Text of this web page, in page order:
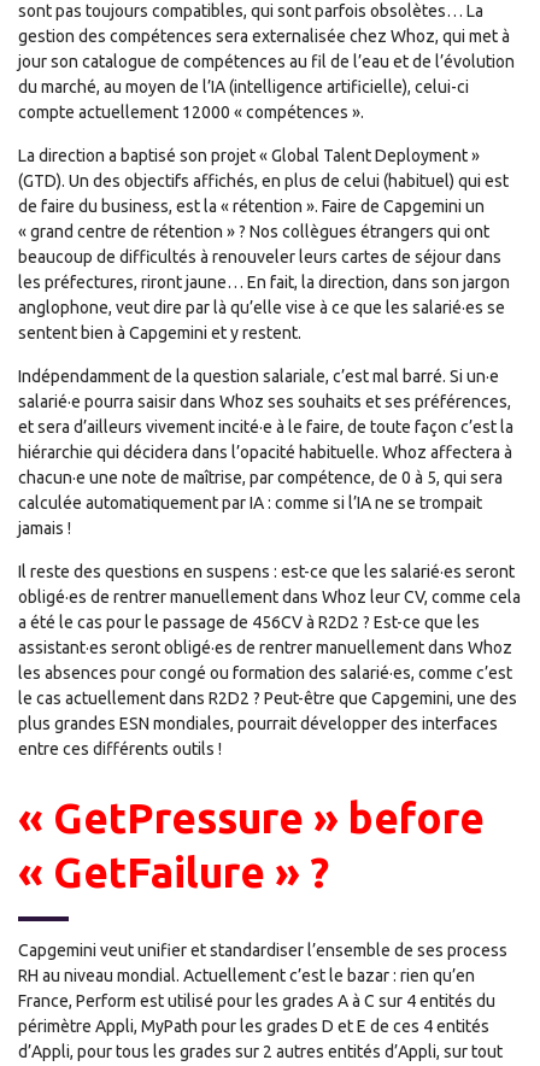
sont pas toujours compatibles, qui sont parfois obsolètes… La
gestion des compétences sera externalisée chez Whoz, qui met à
jour son catalogue de compétences au fil de l’eau et de l’évolution
du marché, au moyen de l’IA (intelligence artificielle), celui-ci
compte actuellement 12000 « compétences ».
La direction a baptisé son projet « Global Talent Deployment »
(GTD). Un des objectifs affichés, en plus de celui (habituel) qui est
de faire du business, est la « rétention ». Faire de Capgemini un
« grand centre de rétention » ? Nos collègues étrangers qui ont
beaucoup de difficultés à renouveler leurs cartes de séjour dans
les préfectures, riront jaune… En fait, la direction, dans son jargon
anglophone, veut dire par là qu’elle vise à ce que les salarié·es se
sentent bien à Capgemini et y restent.
Indépendamment de la question salariale, c’est mal barré. Si un·e
salarié·e pourra saisir dans Whoz ses souhaits et ses préférences,
et sera d’ailleurs vivement incité·e à le faire, de toute façon c’est la
hiérarchie qui décidera dans l’opacité habituelle. Whoz affectera à
chacun·e une note de maîtrise, par compétence, de 0 à 5, qui sera
calculée automatiquement par IA : comme si l’IA ne se trompait
jamais !
Il reste des questions en suspens : est-ce que les salarié·es seront
obligé·es de rentrer manuellement dans Whoz leur CV, comme cela
a été le cas pour le passage de 456CV à R2D2 ? Est-ce que les
assistant·es seront obligé·es de rentrer manuellement dans Whoz
les absences pour congé ou formation des salarié·es, comme c’est
le cas actuellement dans R2D2 ? Peut-être que Capgemini, une des
plus grandes ESN mondiales, pourrait développer des interfaces
entre ces différents outils !
« GetPressure » before
« GetFailure » ?
Capgemini veut unifier et standardiser l’ensemble de ses process
RH au niveau mondial. Actuellement c’est le bazar : rien qu’en
France, Perform est utilisé pour les grades A à C sur 4 entités du
périmètre Appli, MyPath pour les grades D et E de ces 4 entités
d’Appli, pour tous les grades sur 2 autres entités d’Appli, sur tout